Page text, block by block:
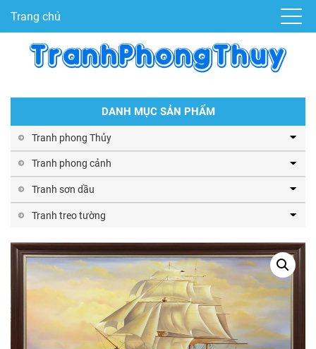
Trang chủ
DANH MỤC SẢN PHẨM
Tranh phong Thủy
Tranh phong cảnh
Tranh sơn dầu
Tranh treo tường